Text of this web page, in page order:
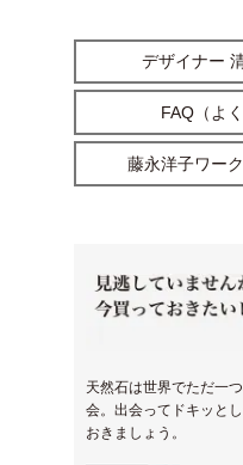
デザイナー
FAQ（よ
藤永洋子ワー
天然石は世界でただ一
会。出会ってドキッと
おきましょう。